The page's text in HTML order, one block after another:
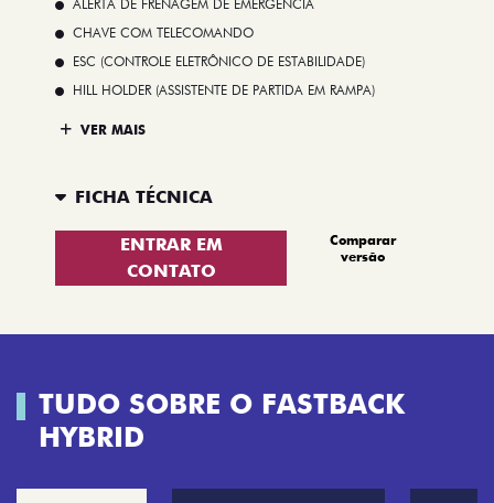
ALERTA DE FRENAGEM DE EMERGÊNCIA
CHAVE COM TELECOMANDO
ESC (CONTROLE ELETRÔNICO DE ESTABILIDADE)
HILL HOLDER (ASSISTENTE DE PARTIDA EM RAMPA)
VER MAIS
FICHA TÉCNICA
ENTRAR EM
CONTATO
Comparar
versão
TUDO SOBRE O FASTBACK
HYBRID